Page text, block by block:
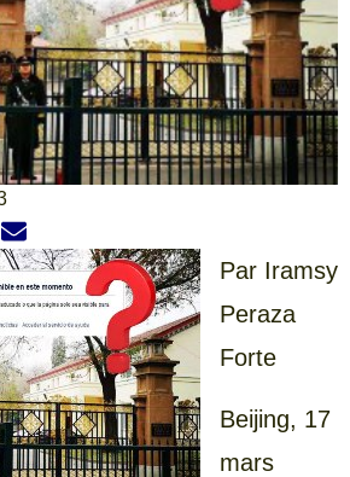
Par Iramsy
Peraza
Forte
Beijing, 17
mars